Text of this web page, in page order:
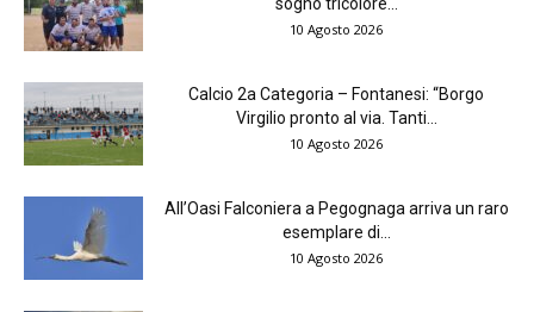
sogno tricolore...
10 Agosto 2026
Calcio 2a Categoria – Fontanesi: “Borgo
Virgilio pronto al via. Tanti...
10 Agosto 2026
All’Oasi Falconiera a Pegognaga arriva un raro
esemplare di...
10 Agosto 2026